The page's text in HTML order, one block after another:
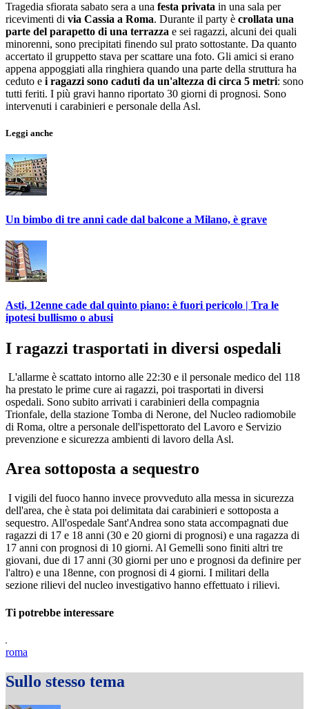
Tragedia sfiorata sabato sera a una festa privata in una sala per
ricevimenti di via Cassia a Roma. Durante il party è crollata una
parte del parapetto di una terrazza e sei ragazzi, alcuni dei quali
minorenni, sono precipitati finendo sul prato sottostante. Da quanto
accertato il gruppetto stava per scattare una foto. Gli amici si erano
appena appoggiati alla ringhiera quando una parte della struttura ha
ceduto e i ragazzi sono caduti da un'altezza di circa 5 metri: sono
tutti feriti. I più gravi hanno riportato 30 giorni di prognosi. Sono
intervenuti i carabinieri e personale della Asl.
Leggi anche
Un bimbo di tre anni cade dal balcone a Milano, è grave
Asti, 12enne cade dal quinto piano: è fuori pericolo | Tra le
ipotesi bullismo o abusi
I ragazzi trasportati in diversi ospedali
L'allarme è scattato intorno alle 22:30 e il personale medico del 118
ha prestato le prime cure ai ragazzi, poi trasportati in diversi
ospedali. Sono subito arrivati i carabinieri della compagnia
Trionfale, della stazione Tomba di Nerone, del Nucleo radiomobile
di Roma, oltre a personale dell'ispettorato del Lavoro e Servizio
prevenzione e sicurezza ambienti di lavoro della Asl.
Area sottoposta a sequestro
I vigili del fuoco hanno invece provveduto alla messa in sicurezza
dell'area, che è stata poi delimitata dai carabinieri e sottoposta a
sequestro. All'ospedale Sant'Andrea sono stata accompagnati due
ragazzi di 17 e 18 anni (30 e 20 giorni di prognosi) e una ragazza di
17 anni con prognosi di 10 giorni. Al Gemelli sono finiti altri tre
giovani, due di 17 anni (30 giorni per uno e prognosi da definire per
l'altro) e una 18enne, con prognosi di 4 giorni. I militari della
sezione rilievi del nucleo investigativo hanno effettuato i rilievi.
Ti potrebbe interessare
roma
Sullo stesso tema